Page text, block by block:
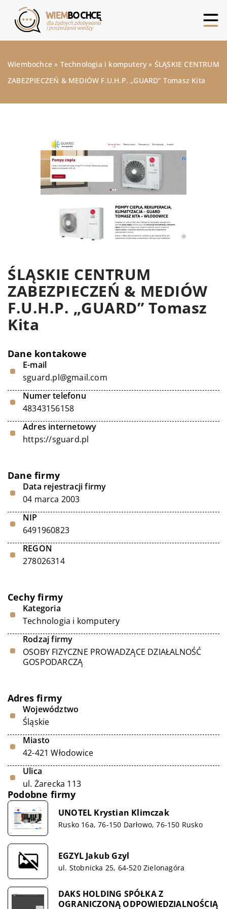
Wiembochce » Technologia i komputery » ŚLĄSKIE CENTRUM
ZABEZPIECZEŃ & MEDIÓW F.U.H.P. „GUARD” Tomasz Kita
ŚLĄSKIE CENTRUM
ZABEZPIECZEŃ & MEDIÓW
F.U.H.P. „GUARD” Tomasz
Kita
Dane kontakowe
E-mail
sguard.pl@gmail.com
Numer telefonu
48343156158
Adres internetowy
https://sguard.pl
Dane firmy
Data rejestracji firmy
04 marca 2003
NIP
6491960823
REGON
278026314
Cechy firmy
Kategoria
Technologia i komputery
Rodzaj firmy
OSOBY FIZYCZNE PROWADZĄCE DZIAŁALNOŚĆ
GOSPODARCZĄ
Adres firmy
Województwo
Śląskie
Miasto
42-421 Włodowice
Ulica
ul. Żarecka 113
Podobne firmy
UNOTEL Krystian Klimczak
Rusko 16a, 76-150 Darłowo, 76-150 Rusko
EGZYL Jakub Gzyl
ul. Stobnicka 25, 64-520 Zielonagóra
DAKS HOLDING SPÓŁKA Z
OGRANICZONĄ ODPOWIEDZIALNOŚCIĄ